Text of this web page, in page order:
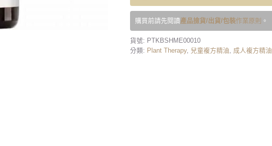
購買前請先閱讀產品撿貨/出貨/包裝作業原則 。
貨號: PTKBSHME00010
分類: Plant Therapy, 兒童複方精油 成人複方精油